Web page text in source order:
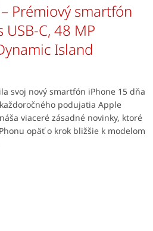
Prémiový smartfón
C, 48 MP
Island
svoj nový smartfón iPhone 15 dňa
podujatia Apple
viaceré zásadné novinky, ktoré
opäť o krok bližšie k modelom